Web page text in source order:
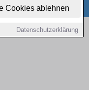
Cookies ablehnen
Datenschutzerklärung
| Content by: 1a-sites-autos